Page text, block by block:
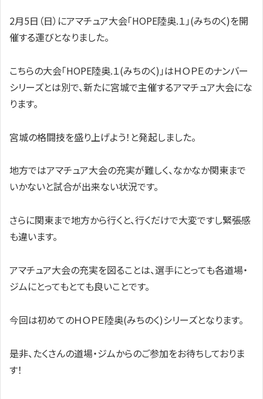
2月5日（日）にアマチュア大会「HOPE陸奥.１」(みちのく)を開
催する運びとなりました。
こちらの大会「HOPE陸奥.１(みちのく)」はＨＯＰＥのナンバー
シリーズとは別で、新たに宮城で主催するアマチュア大会にな
ります。
宮城の格闘技を盛り上げよう！と発起しました。
地方ではアマチュア大会の充実が難しく、なかなか関東まで
いかないと試合が出来ない状況です。
さらに関東まで地方から行くと、行くだけで大変ですし緊張感
も違います。
アマチュア大会の充実を図ることは、選手にとっても各道場・
ジムにとってもとても良いことです。
今回は初めてのＨＯＰＥ陸奥(みちのく)シリーズとなります。
是非、たくさんの道場・ジムからのご参加をお待ちしておりま
す！